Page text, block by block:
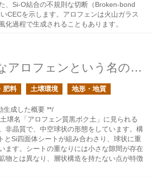
、Si-O結合の不規則な切断（Broken-bond
CECを示します。アロフェンは火山ガラス
化過程で生成されることもあります。
栽培上重要なアロフェンという名の粘土鉱物
肥料 土壌環境 地形・地質
生成した概要 **/
壌名「アロフェン質黒ボク土」に見られる
非晶質で、中空球状の形態をしています。構
とSi四面体シートが組み合わさり、球状に重
ます。シートの重なりには小さな隙間が存在
物とは異なり、層状構造を持たない点が特徴